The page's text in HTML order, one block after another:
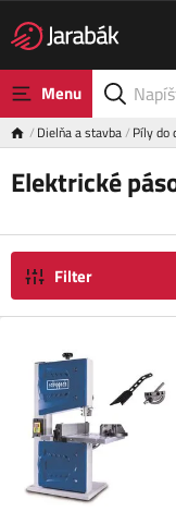
Menu
Dielňa a stavba Píly do
Elektrické
Filter